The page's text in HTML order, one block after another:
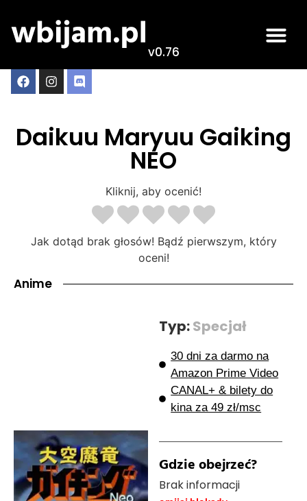
v0.76
Daikuu Maryuu Gaiking
NEO
Kliknij, aby ocenić!
Jak dotąd brak głosów! Bądź pierwszym, który
oceni!
Anime
Typ:Specjał
30 dni za darmo na
Amazon Prime Video
CANAL+ & bilety do
kina za 49 zł/msc
Gdzie obejrzeć?
Brak informacji